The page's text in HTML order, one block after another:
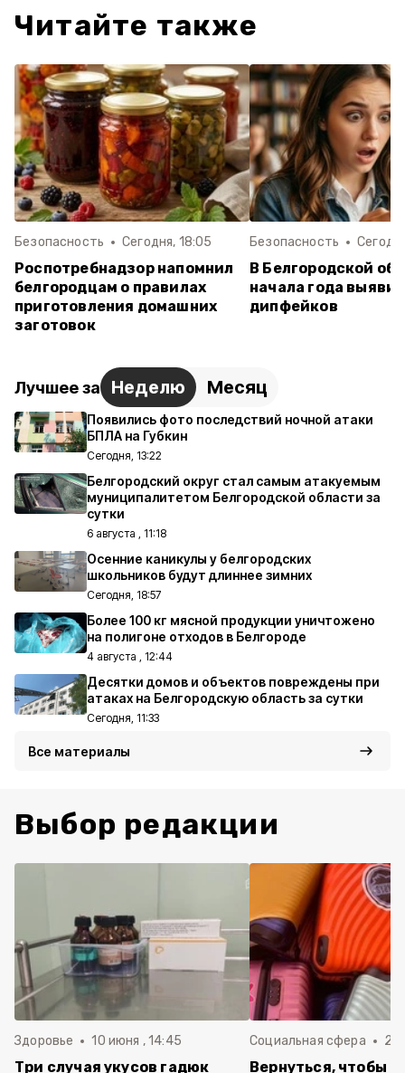
Читайте также
Безопасность Сегодня, 18:05
Роспотребнадзор напомнил
белгородцам о правилах
приготовления домашних
заготовок
Безопасность
В Белгородской
начала года
дипфейков
Лучшее за Неделю Месяц
Появились фото последствий ночной атаки
БПЛА на Губкин
Сегодня, 13:22
Белгородский округ стал самым атакуемым
муниципалитетом Белгородской области за
сутки
6 августа , 11:18
Осенние каникулы у белгородских
школьников будут длиннее зимних
Сегодня, 18:57
Более 100 кг мясной продукции уничтожено
на полигоне отходов в Белгороде
4 августа , 12:44
Десятки домов и объектов повреждены при
атаках на Белгородскую область за сутки
Сегодня, 11:33
Все материалы
Выбор редакции
Здоровье 10 июня , 14:45
Три случая укусов гадюк
Социальная сфера 20
Вернуться, чтобы